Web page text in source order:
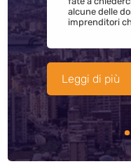
alcune delle
imprenditori
Leggi di più